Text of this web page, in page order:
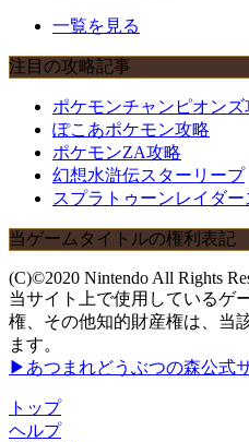
一覧を見る
注目の攻略記事
ポケモンチャンピオンズ
ぽこあポケモン攻略
ポケモンZA攻略
幻想水滸伝スターリープ
スプラトゥーンレイダー
当ゲームタイトルの権利表記
(C)©2020 Nintendo All Rights
当サイト上で使用しているゲ
権、その他知的財産権は、当
ます。
▶あつまれどうぶつの森公式
トップ
ヘルプ